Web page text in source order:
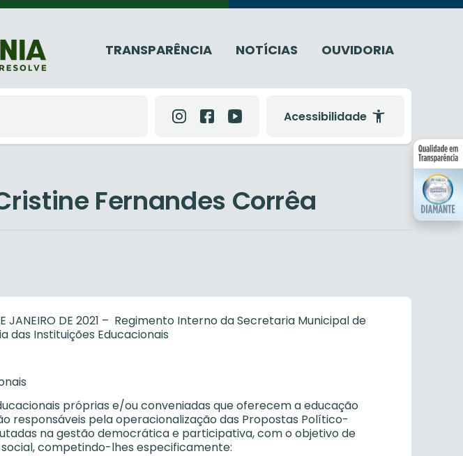
TRANSPARÊNCIA NOTÍCIAS OUVIDORIA
Acessibilidade
Fernandes Corrêa
JANEIRO DE 2021 – Regimento Interno da Secretaria Municipal de
das Instituições Educacionais
próprias e/ou conveniadas que oferecem a educação
responsáveis pela operacionalização das Propostas Político-
na gestão democrática e participativa, com o objetivo de
competindo-lhes especificamente: